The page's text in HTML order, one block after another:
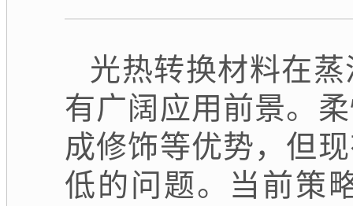
光热转换材料在
有广阔应用前景。
成修饰等优势，但
低的问题。当前策